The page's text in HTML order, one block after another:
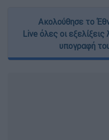
Ακολούθησε το
Live όλες οι
υπογραφή